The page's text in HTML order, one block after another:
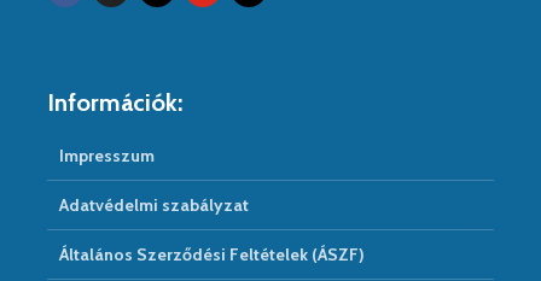
Információk:
Impresszum
Adatvédelmi szabályzat
Általános Szerződési Feltételek (ÁSZF)